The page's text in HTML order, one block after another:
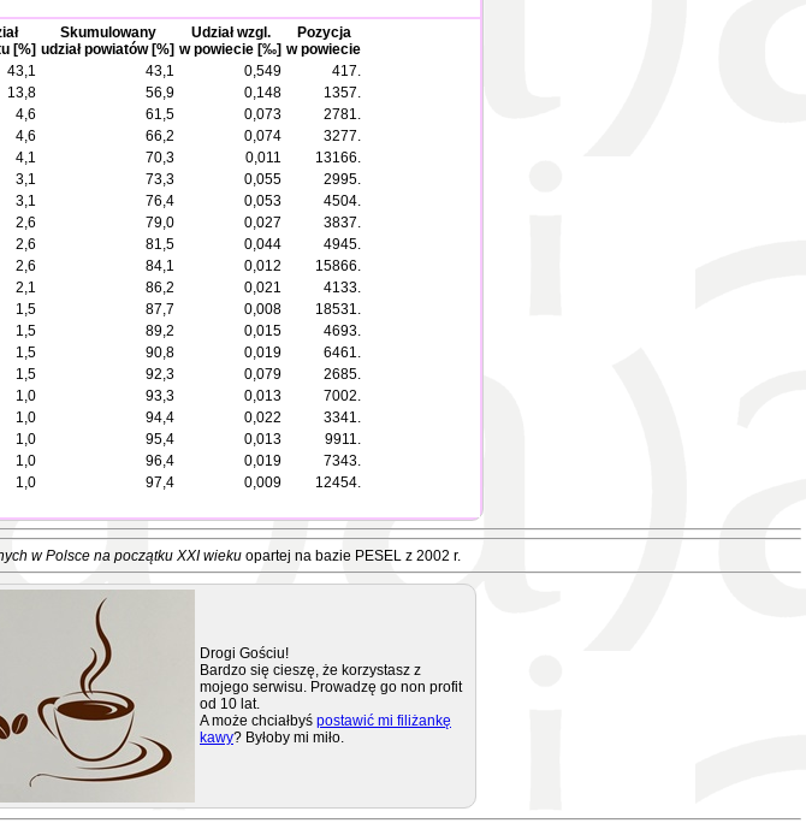
[%]
Skumulowany
udział powiatów [%]
Udział wzgl.
w powiecie [‰]
Pozycja
w powiecie
43,1 43,1 0,549
417.
13,8 56,9 0,148
1357.
4,6 61,5 0,073
2781.
4,6 66,2 0,074
3277.
4,1 70,3 0,011
13166.
3,1 73,3 0,055
2995.
3,1 76,4 0,053
4504.
2,6 79,0 0,027
3837.
2,6 81,5 0,044
4945.
2,6 84,1 0,012
15866.
2,1 86,2 0,021
4133.
1,5 87,7 0,008
18531.
1,5 89,2 0,015
4693.
1,5 90,8 0,019
6461.
1,5 92,3 0,079
2685.
1,0 93,3 0,013
7002.
1,0 94,4 0,022
3341.
1,0 95,4 0,013
9911.
1,0 96,4 0,019
7343.
1,0 97,4 0,009
12454.
w Polsce na początku XXI wiekuopartej na bazie PESEL z 2002 r.
Drogi Gościu!
Bardzo się cieszę, że korzystasz z
mojego serwisu. Prowadzę go non profit
od 10 lat.
A może chciałbyś postawić mi filiżankę
kawy? Byłoby mi miło.